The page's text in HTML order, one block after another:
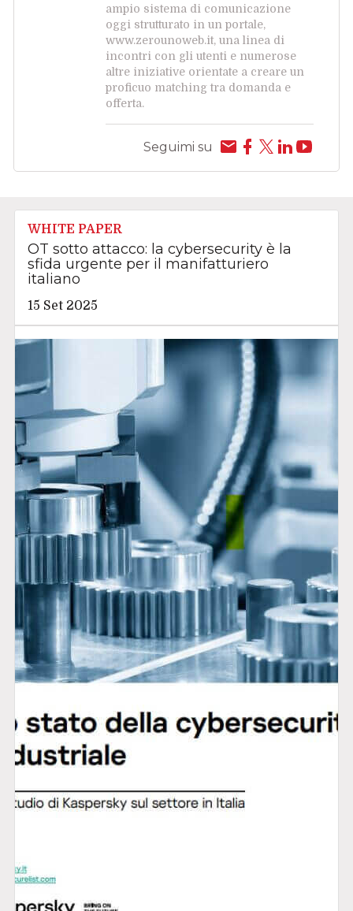
ampio sistema di comunicazione
oggi strutturato in un portale,
www.zerounoweb.it, una linea di
incontri con gli utenti e numerose
altre iniziative orientate a creare un
proficuo matching tra domanda e
offerta.
Seguimi su
WHITE PAPER
OT sotto attacco: la cybersecurity è la
sfida urgente per il manifatturiero
italiano
15 Set 2025